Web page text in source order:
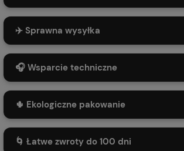
✈️ Sprawna wysyłka
🎧 Wsparcie techniczne
🌵 Ekologiczne pakowanie
🌀 Łatwe zwroty do 100 dni